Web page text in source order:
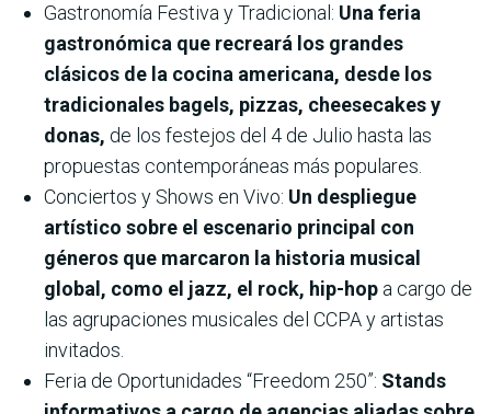
Gastronomía Festiva y Tradicional: Una feria
gastronómica que recreará los grandes
clásicos de la cocina americana, desde los
tradicionales bagels, pizzas, cheesecakes y
donas, de los festejos del 4 de Julio hasta las
propuestas contemporáneas más populares.
Conciertos y Shows en Vivo: Un despliegue
artístico sobre el escenario principal con
géneros que marcaron la historia musical
global, como el jazz, el rock, hip-hop a cargo de
las agrupaciones musicales del CCPA y artistas
invitados.
Feria de Oportunidades “Freedom 250”: Stands